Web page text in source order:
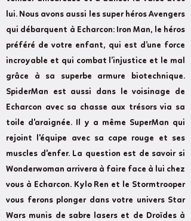
lui. Nous avons aussi les super héros Avengers
qui débarquent à Echarcon: Iron Man, le héros
préféré de votre enfant, qui est d’une force
incroyable et qui combat l’injustice et le mal
grâce à sa superbe armure biotechnique.
SpiderMan est aussi dans le voisinage de
Echarcon avec sa chasse aux trésors via sa
toile d'araignée. Il y a même SuperMan qui
rejoint l'équipe avec sa cape rouge et ses
muscles d'enfer. La question est de savoir si
Wonderwoman arrivera à faire face à lui chez
vous à Echarcon. Kylo Ren et le Stormtrooper
vous ferons plonger dans votre univers Star
Wars munis de sabre lasers et de Droïdes à